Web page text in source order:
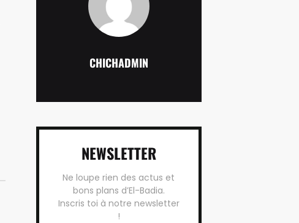
CHICHADMIN
NEWSLETTER
Ne loupe rien des actus et
bons plans d’El-Badia.
Inscris toi à notre newsletter
!